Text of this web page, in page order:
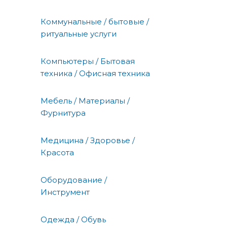
Коммунальные / бытовые /
ритуальные услуги
Компьютеры / Бытовая
техника / Офисная техника
Мебель / Материалы /
Фурнитура
Медицина / Здоровье /
Красота
Оборудование /
Инструмент
Одежда / Обувь